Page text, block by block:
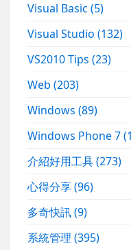
Visual Basic(5)
Visual Studio(132)
VS2010 Tips(23)
Web(203)
Windows(89)
Windows Phone 7
介紹好用工具(273)
心得分享(96)
多奇快訊(9)
系統管理(395)